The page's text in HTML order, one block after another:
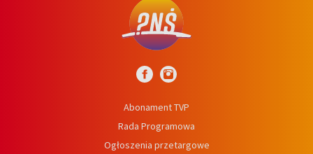
Abonament TVP
Rada Programowa
Ogłoszenia przetargowe